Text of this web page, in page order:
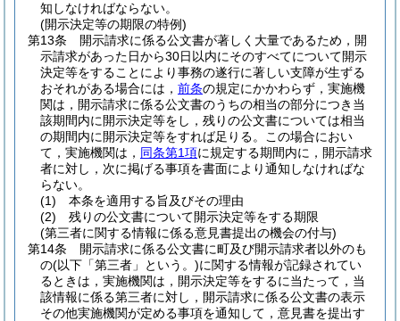
知しなければならない。
(開示決定等の期限の特例)
第13条
開示請求に係る公文書が著しく大量であるため，開
示請求があった日から30日以内にそのすべてについて開示
決定等をすることにより事務の遂行に著しい支障が生ずる
おそれがある場合には， 前条の規定にかかわらず，実施機
関は，開示請求に係る公文書のうちの相当の部分につき当
該期間内に開示決定等をし，残りの公文書については相当
の期間内に開示決定等をすれば足りる。
この場合におい
て，実施機関は， 同条第1項に規定する期間内に，開示請求
者に対し，次に掲げる事項を書面により通知しなければな
らない。
(1)
本条を適用する旨及びその理由
(2)
残りの公文書について開示決定等をする期限
(第三者に関する情報に係る意見書提出の機会の付与)
第14条
開示請求に係る公文書に町及び開示請求者以外のも
の(以下「第三者」という。)に関する情報が記録されてい
るときは，実施機関は，開示決定等をするに当たって，当
該情報に係る第三者に対し，開示請求に係る公文書の表示
その他実施機関が定める事項を通知して，意見書を提出す